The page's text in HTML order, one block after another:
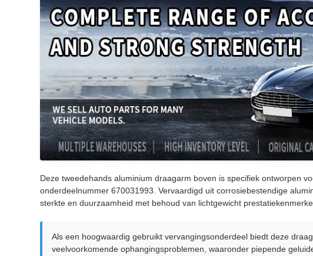
Deze tweedehands aluminium draagarm boven is specifiek ontworpen
onderdeelnummer 670031993. Vervaardigd uit corrosiebestendige
sterkte en duurzaamheid met behoud van lichtgewicht
Als een hoogwaardig gebruikt vervangingsonderdeel biedt deze
veelvoorkomende ophangingsproblemen, waaronder piepende